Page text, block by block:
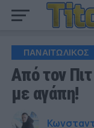
ΠΑΝΑΙΤΩΛΙΚΟΣ
Από τον
με αγάπη!